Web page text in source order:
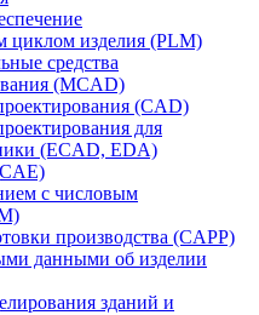
циклом изделия (PLM)
средства
(MCAD)
(CAD)
для
(ECAD, EDA)
с числовым
производства (CAPP)
данными об изделии
зданий и